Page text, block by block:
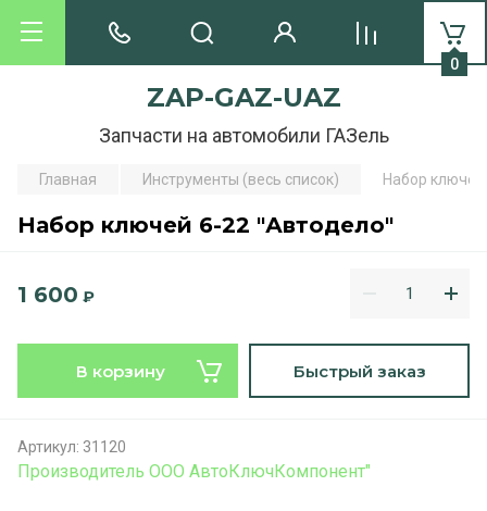
ZAP-GAZ-UAZ
Запчасти на автомобили ГАЗель
0
Главная Инструменты (весь список) Набор
Набор ключей 6-22 "Автодело"
1 600 ₽
В корзину Быстрый заказ
Артикул: 31120
Производитель ООО АвтоКлючКомпонент"